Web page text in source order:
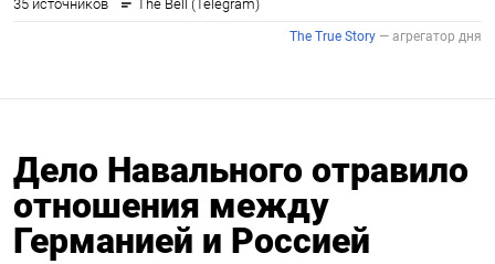
Дело Навального отравило
отношения между
Германией и Россией